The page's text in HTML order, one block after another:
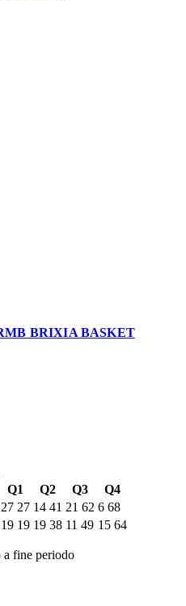
BRIXIA BASKET
Q1
Q2 Q3
Q4
27 27 14 41 21 62 6 68
19 19 19 38 11 49 15 64
a fine periodo